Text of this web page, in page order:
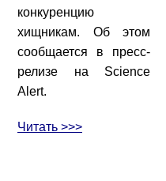
конкуренцию
хищникам. Об этом
сообщается в пресс-
релизе на Science
Alert.
Читать >>>